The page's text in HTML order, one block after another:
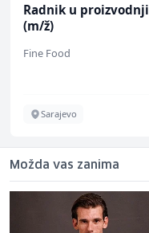
Radnik u proizvodnji
(m/ž)
Fine Food
Sarajevo
Možda vas zanima